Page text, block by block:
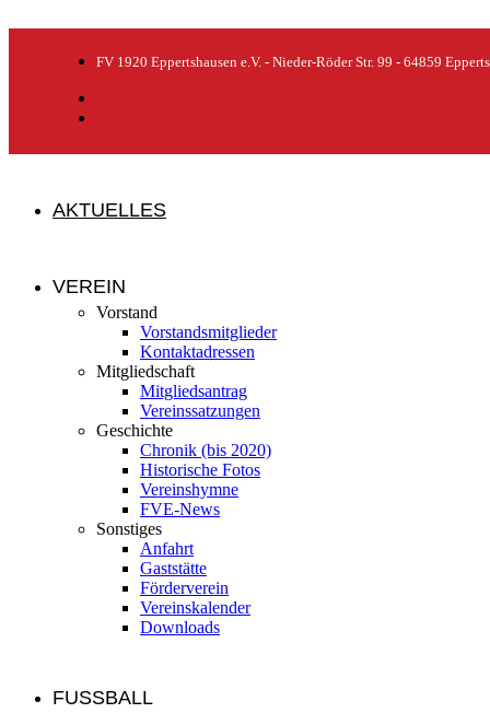
FV 1920 Eppertshausen e.V. - Nieder-Röder Str. 99 - 64859
AKTUELLES
VEREIN
Vorstand
Vorstandsmitglieder
Kontaktadressen
Mitgliedschaft
Mitgliedsantrag
Vereinssatzungen
Geschichte
Chronik (bis 2020)
Historische Fotos
Vereinshymne
FVE-News
Sonstiges
Anfahrt
Gaststätte
Förderverein
Vereinskalender
Downloads
FUSSBALL